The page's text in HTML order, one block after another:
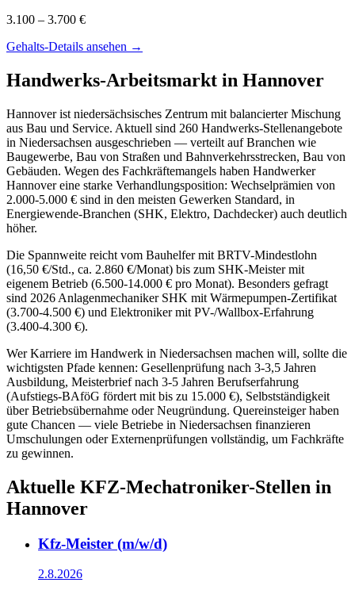
3.100 – 3.700 €
Gehalts-Details ansehen →
Handwerks-Arbeitsmarkt in Hannover
Hannover ist niedersächsisches Zentrum mit balancierter Mischung
aus Bau und Service. Aktuell sind 260 Handwerks-Stellenangebote
in Niedersachsen ausgeschrieben — verteilt auf Branchen wie
Baugewerbe, Bau von Straßen und Bahnverkehrsstrecken, Bau von
Gebäuden. Wegen des Fachkräftemangels haben Handwerker
Hannover eine starke Verhandlungsposition: Wechselprämien von
2.000-5.000 € sind in den meisten Gewerken Standard, in
Energiewende-Branchen (SHK, Elektro, Dachdecker) auch deutlich
höher.
Die Spannweite reicht vom Bauhelfer mit BRTV-Mindestlohn
(16,50 €/Std., ca. 2.860 €/Monat) bis zum SHK-Meister mit
eigenem Betrieb (6.500-14.000 € pro Monat). Besonders gefragt
sind 2026 Anlagenmechaniker SHK mit Wärmepumpen-Zertifikat
(3.700-4.500 €) und Elektroniker mit PV-/Wallbox-Erfahrung
(3.400-4.300 €).
Wer Karriere im Handwerk in Niedersachsen machen will, sollte die
wichtigsten Pfade kennen: Gesellenprüfung nach 3-3,5 Jahren
Ausbildung, Meisterbrief nach 3-5 Jahren Berufserfahrung
(Aufstiegs-BAföG fördert mit bis zu 15.000 €), Selbstständigkeit
über Betriebsübernahme oder Neugründung. Quereinsteiger haben
gute Chancen — viele Betriebe in Niedersachsen finanzieren
Umschulungen oder Externenprüfungen vollständig, um Fachkräfte
zu gewinnen.
Aktuelle KFZ-Mechatroniker-Stellen in
Hannover
Kfz-Meister (m/w/d)
2.8.2026